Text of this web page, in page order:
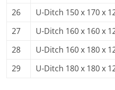
26
U-Ditch 150 x 170 x
27
U-Ditch 160 x 160 x
28
U-Ditch 160 x 180 x
29
U-Ditch 180 x 180 x